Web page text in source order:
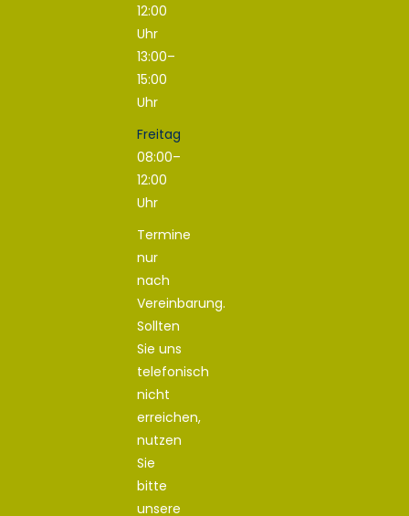
12:00
Uhr
13:00–
15:00
Uhr
Freitag
08:00–
12:00
Uhr
Termine
nur
nach
Vereinbarung.
Sollten
Sie uns
telefonisch
nicht
erreichen,
nutzen
Sie
bitte
unsere